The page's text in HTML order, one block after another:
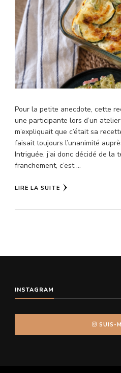
Pour la petite anecdote, cette
une participante lors d’un
m’expliquait que c’était sa
faisait toujours l’unanimité
Intriguée, j’ai donc décidé de la
franchement, c’est …
LIRE LA SUITE
INSTAGRAM
SUIS-